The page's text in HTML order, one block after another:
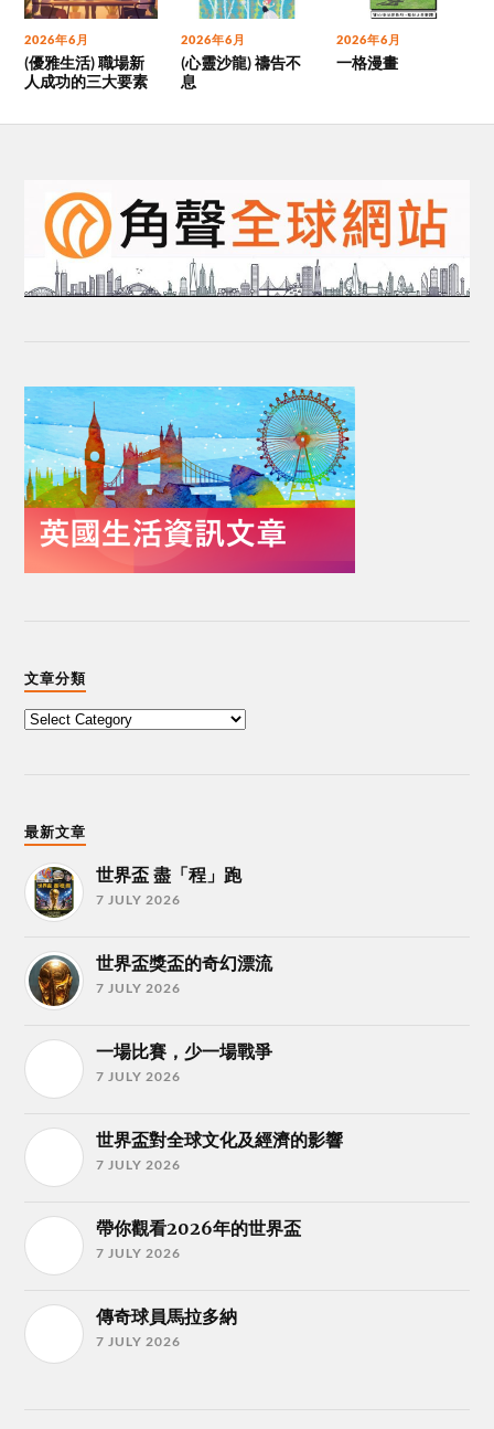
2026年6月
(優雅生活) 職場新
人成功的三大要素
2026年6月
(心靈沙龍) 禱告不
息
2026年6月
一格漫畫
文章分類
最新文章
世界盃 盡「程」跑
7 JULY 2026
世界盃獎盃的奇幻漂流
7 JULY 2026
一場比賽，少一場戰爭
7 JULY 2026
世界盃對全球文化及經濟的影響
7 JULY 2026
帶你觀看2026年的世界盃
7 JULY 2026
傳奇球員馬拉多納
7 JULY 2026